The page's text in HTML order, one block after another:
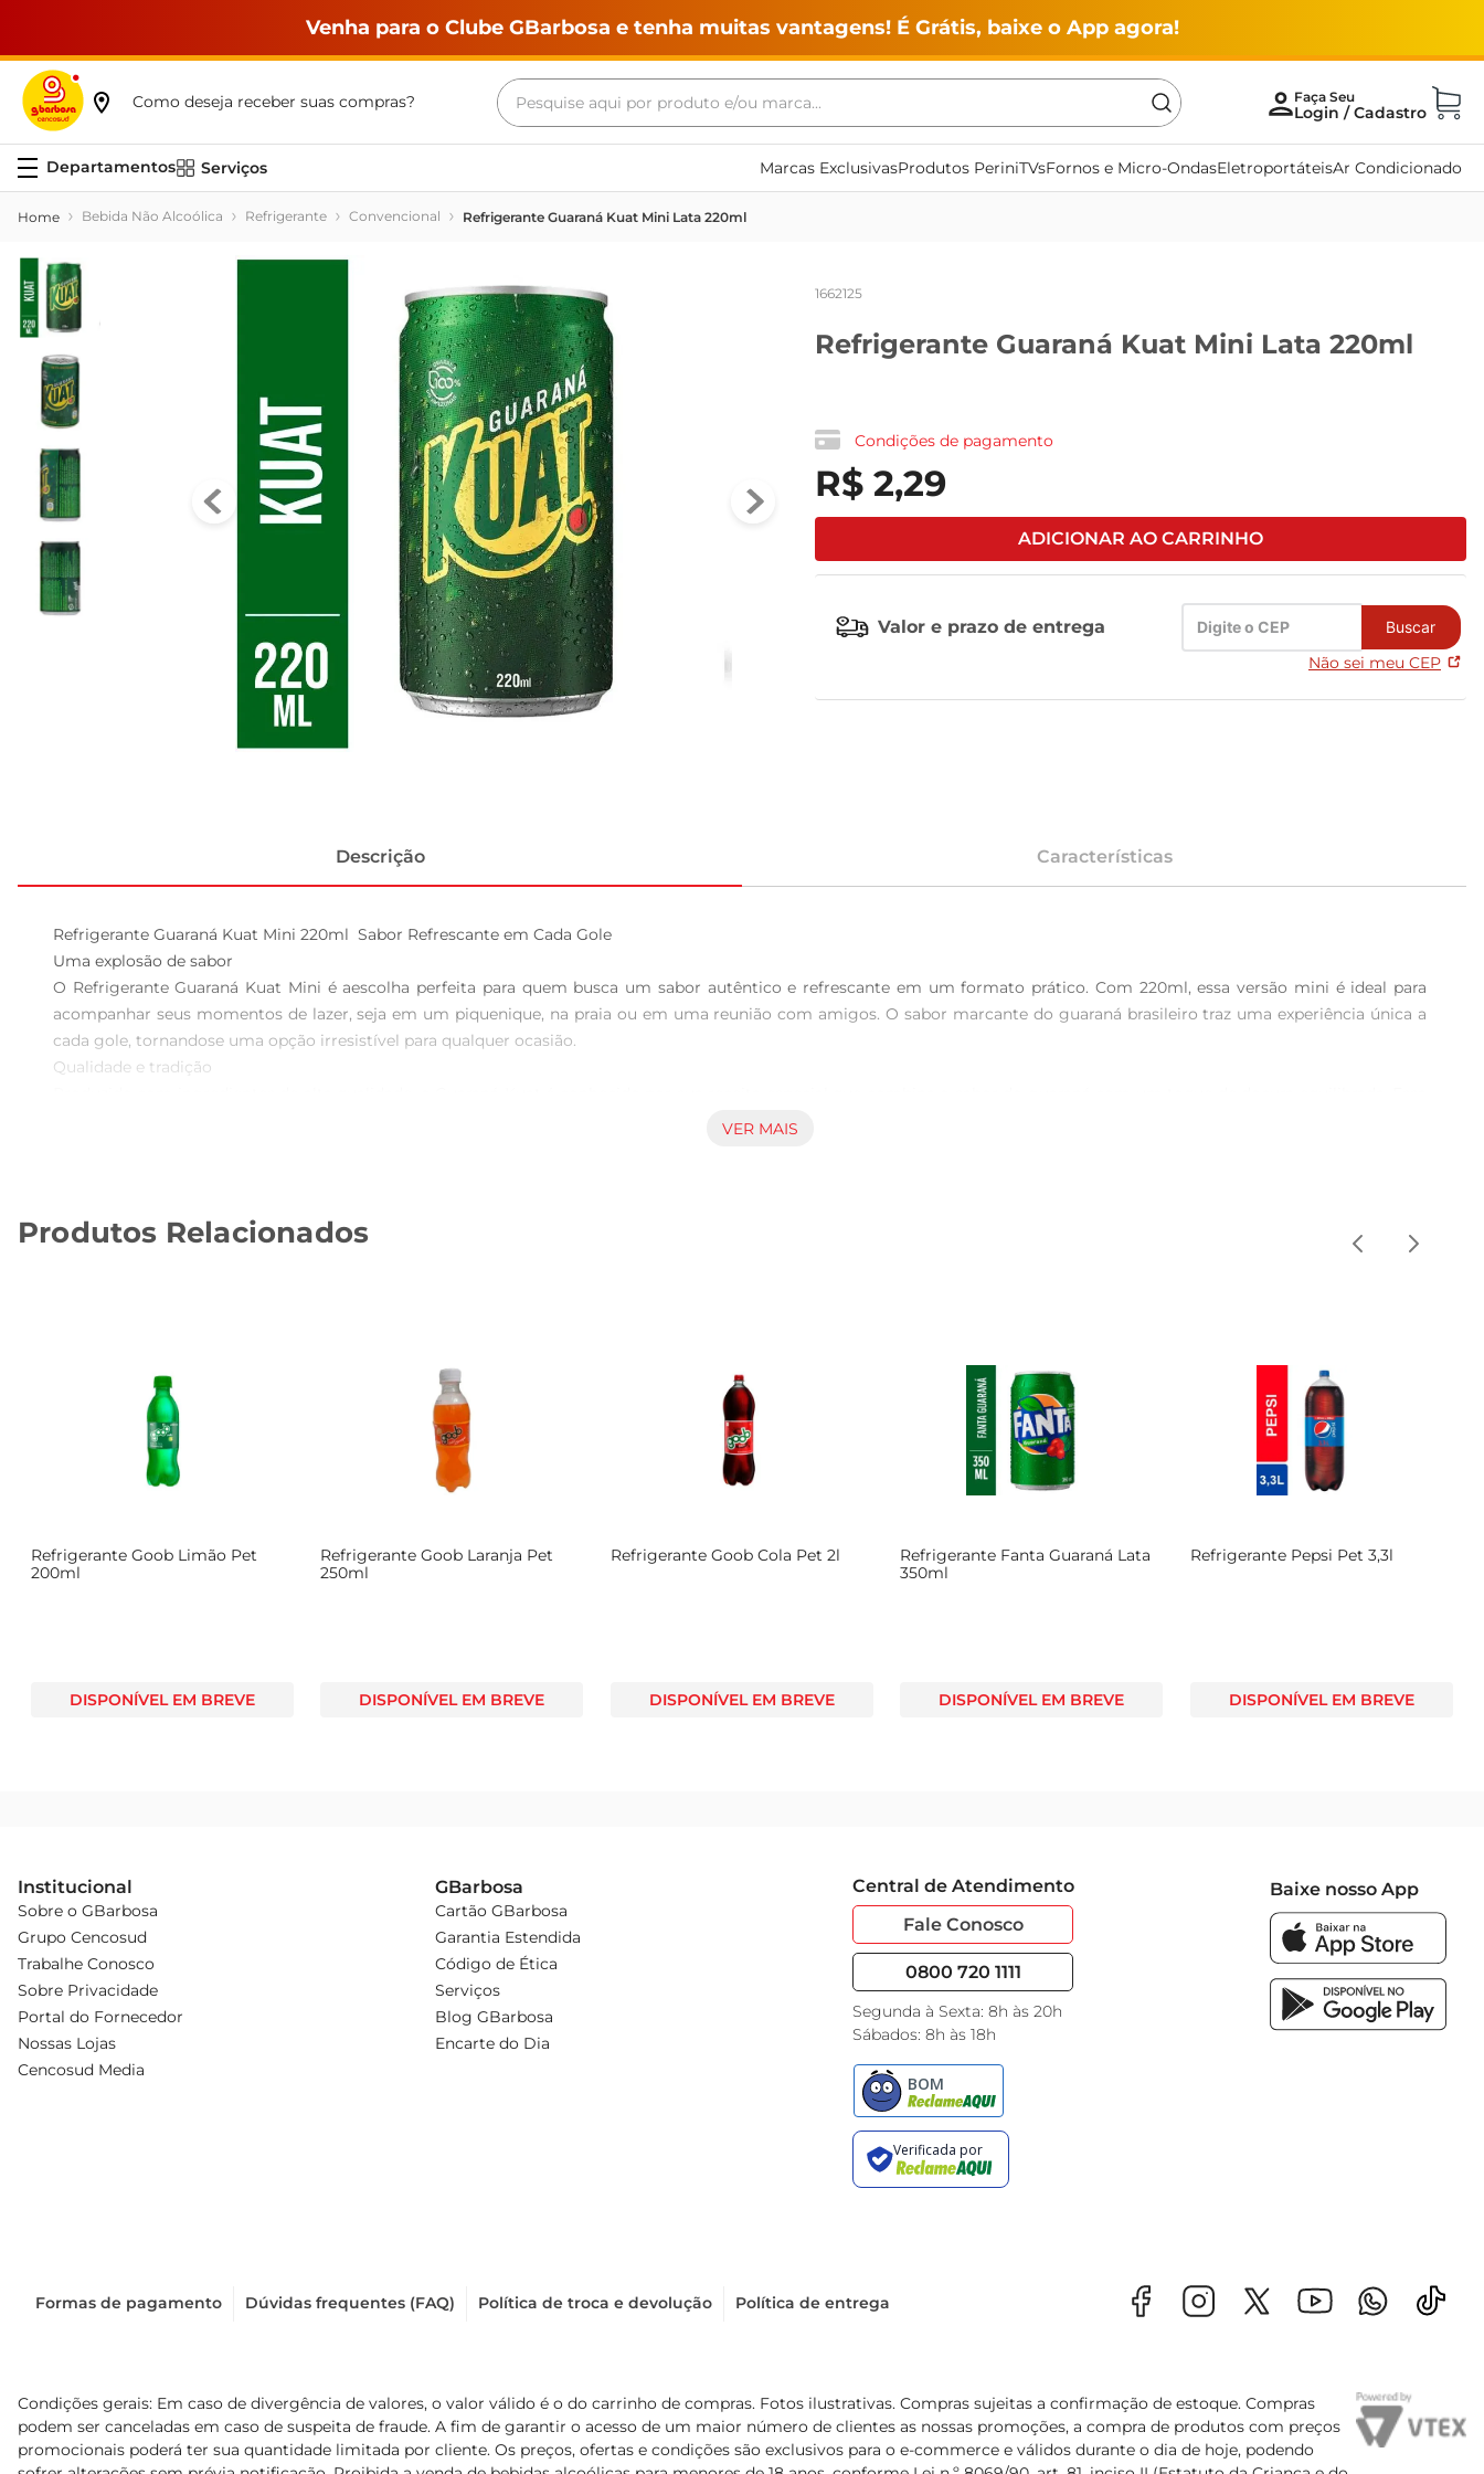
Venha para o Clube GBarbosa e tenha muitas vantagens! É Grátis, baixe o App agora!
Como deseja receber suas compras?
Pesquise aqui por produto e/ou marca...
Serviços Marcas ExclusivasProdutos PeriniTVsFornos e Micro-OndasEletroportáteisAr Condicionado
Bebida Não Alcoólica Refrigerante Convencional Refrigerante Guaraná Kuat Mini Lata 220ml
1662125
Refrigerante Guaraná Kuat Mini Lata 220ml
Condições de pagamento
R$ 2,29
ADICIONAR AO CARRINHO
Valor e prazo de entrega Buscar
Não sei meu CEP
Descrição Características
Refrigerante Guaraná Kuat Mini 220ml  Sabor Refrescante em Cada Gole
Uma explosão de sabor
O Refrigerante Guaraná Kuat Mini é aescolha perfeita para quem busca um sabor autêntico e refrescante em um formato prático. Com 220ml, essa versão mini é ideal para
acompanhar seus momentos de lazer, seja em um piquenique, na praia ou em uma reunião com amigos. O sabor marcante do guaraná brasileiro traz uma experiência única a
cada gole, tornandose uma opção irresistível para qualquer ocasião.
Qualidade e tradição
bebida é uma verdadeira celebração dos sabores do Brasil, proporcionando um refresco que agrada a todos os paladares. A tradição da marca garante que cada garrafa traga
bolso. Essa praticidade faz do Guaraná Kuat Mini uma excelente opção para quem deseja um refresco a qualquer hora, sem abrir mão do sabor.
guaraná, este refrigerante éuma opção que combina sabor e praticidade, tornandose um aliado em momentos de descontração e alegria.
Experimente o RefrigeranteGuaraná Kuat Mini e descubra como um simples gole pode trazer um refresco cheio de sabor e tradição
VER MAIS
Produtos Relacionados
Refrigerante Goob Limão Pet
200ml
DISPONÍVEL EM BREVE
Refrigerante Goob Laranja Pet
250ml
DISPONÍVEL EM BREVE
Refrigerante Goob Cola Pet 2l
DISPONÍVEL EM BREVE
Refrigerante Fanta Guaraná Lata
350ml
DISPONÍVEL EM BREVE
Refrigerante Pepsi Pet 3,3l
DISPONÍVEL EM BREVE
Institucional
Sobre o GBarbosa
Grupo Cencosud
Trabalhe Conosco
Sobre Privacidade
Portal do Fornecedor
Nossas Lojas
Cencosud Media
GBarbosa
Cartão GBarbosa
Garantia Estendida
Código de Ética
Serviços
Blog GBarbosa
Encarte do Dia
Central de Atendimento
Fale Conosco
0800 720 1111
Segunda à Sexta: 8h às 20h
Sábados: 8h às 18h
Baixe nosso App
Formas de pagamento Dúvidas frequentes (FAQ) Política de troca e devolução Política de entrega
Condições gerais: Em caso de divergência de valores, o valor válido é o do carrinho de compras. Fotos ilustrativas. Compras sujeitas a confirmação de estoque. Compras
podem ser canceladas em caso de suspeita de fraude. A fim de garantir o acesso de um maior número de clientes as nossas promoções, a compra de produtos com preços
promocionais poderá ter sua quantidade limitada por cliente. Os preços, ofertas e condições são exclusivos para o e-commerce e válidos durante o dia de hoje, podendo
Termos mais buscados
maquina lavar
café
cerveja
frango
vinho
leite
tv
leite pó